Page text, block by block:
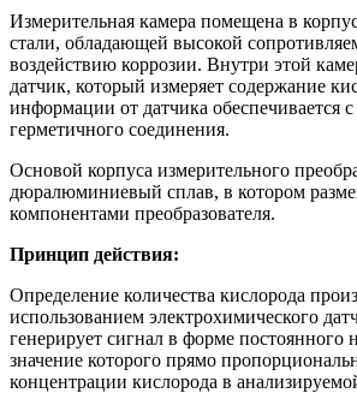
Измерительная камера помещена в
стали, обладающей высокой
воздействию коррозии. Внутри этой
датчик, который измеряет содержание
информации от датчика обеспечивается
герметичного соединения.
Основой корпуса измерительного
дюралюминиевый сплав, в котором
компонентами преобразователя.
Принцип действия:
Определение количества кислорода
использованием электрохимического
генерирует сигнал в форме постоянного
значение которого прямо
концентрации кислорода в